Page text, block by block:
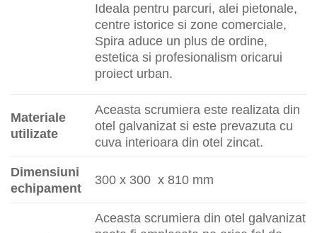
Ideala pentru parcuri, alei pietonale,
centre istorice si zone comerciale,
Spira aduce un plus de ordine,
estetica si profesionalism oricarui
proiect urban.
Materiale
utilizate
Aceasta scrumiera este realizata din
otel galvanizat si este prevazuta cu
cuva interioara din otel zincat.
Dimensiuni
echipament
300 x 300 x 810 mm
Aceasta scrumiera din otel galvanizat